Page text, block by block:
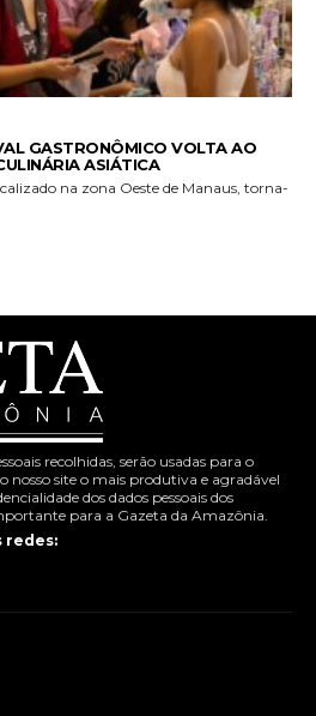
GASTRONÔMICO VOLTA AO
ASIÁTICA
na zona Oeste de Manaus, torna-
recolhidas, serão usadas para o
nosso site o mais produtiva e agradável
dos dados pessoais dos
para a Gazeta da Amazônia.
redes: